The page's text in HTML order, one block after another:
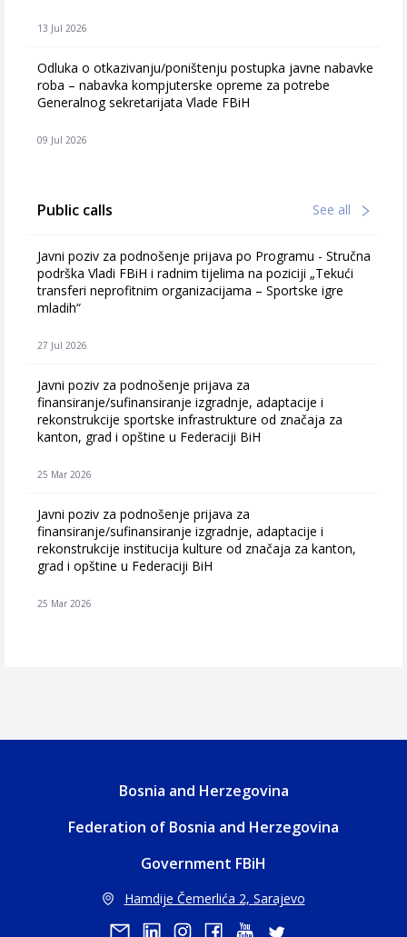
13 Jul 2026
Odluka o otkazivanju/poništenju postupka javne nabavke
roba – nabavka kompjuterske opreme za potrebe
Generalnog sekretarijata Vlade FBiH
09 Jul 2026
Public calls See all
Javni poziv za podnošenje prijava po Programu - Stručna
podrška Vladi FBiH i radnim tijelima na poziciji „Tekući
transferi neprofitnim organizacijama – Sportske igre
mladih“
27 Jul 2026
Javni poziv za podnošenje prijava za
finansiranje/sufinansiranje izgradnje, adaptacije i
rekonstrukcije sportske infrastrukture od značaja za
kanton, grad i opštine u Federaciji BiH
25 Mar 2026
Javni poziv za podnošenje prijava za
finansiranje/sufinansiranje izgradnje, adaptacije i
rekonstrukcije institucija kulture od značaja za kanton,
grad i opštine u Federaciji BiH
25 Mar 2026
Bosnia and Herzegovina
Federation of Bosnia and Herzegovina
Government FBiH
Hamdije Čemerlića 2, Sarajevo